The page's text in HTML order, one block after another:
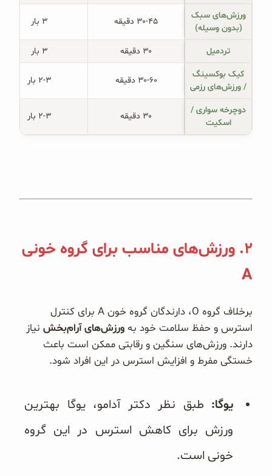
ورزش‌های سبک
(بدون وسیله)
۳۰-۴۵ دقیقه ۳ بار
تردمیل ۳۰ دقیقه
۳ بار
کیک بوکسینگ
/ ورزش‌های رزمی
۳۰-۶۰ دقیقه ۲-۳ بار
دوچرخه سواری /
اسکیت
۳۰ دقیقه ۲-۳ بار
۲. ورزش‌های مناسب برای گروه خونی
A
برخلاف گروه O، دارندگان گروه خون A برای کنترل
استرس و حفظ سلامت خود به ورزش‌های آرام‌بخش نیاز
دارند. ورزش‌های سنگین و رقابتی ممکن است باعث
خستگی مفرط و افزایش استرس در این افراد شود.
یوگا: طبق نظر دکتر آدامو، یوگا بهترین
ورزش برای کاهش استرس در این گروه
خونی است.